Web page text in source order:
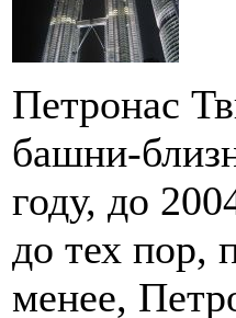
Петронас
башни-
году, до
до тех пор,
менее,